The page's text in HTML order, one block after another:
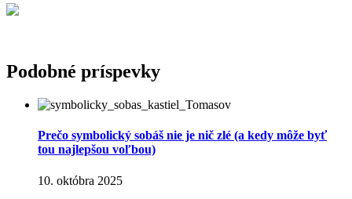
Podobné príspevky
Prečo symbolický sobáš nie je nič zlé (a kedy môže byť
tou najlepšou voľbou)
10. októbra 2025